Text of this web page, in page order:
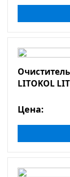
LITOKOL
Цена: